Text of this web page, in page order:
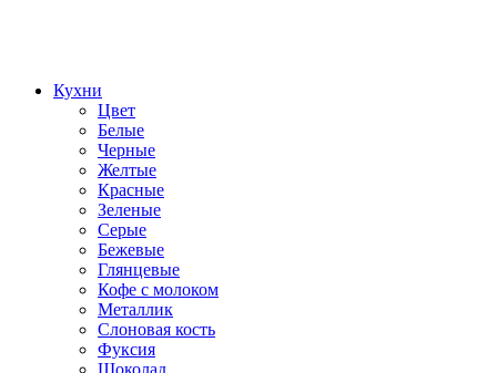
Кухни
Цвет
Белые
Черные
Желтые
Красные
Зеленые
Серые
Бежевые
Глянцевые
Кофе с молоком
Металлик
Слоновая кость
Фуксия
Шоколад